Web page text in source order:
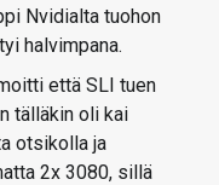
Nvidialta tuohon
halvimpana.
että SLI tuen
tälläkin oli kai
otsikolla ja
2x 3080, sillä